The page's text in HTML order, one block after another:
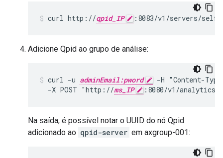
curl http://qpid_IP :8083/v1/servers/self
Adicione Qpid ao grupo de análise:
curl -u adminEmail:pword
-H "Content-
  -X POST "http://
ms_IP :8080/v1/analytics/
Na saída, é possível notar o UUID do nó Qpid
adicionado ao qpid-server em axgroup-001: